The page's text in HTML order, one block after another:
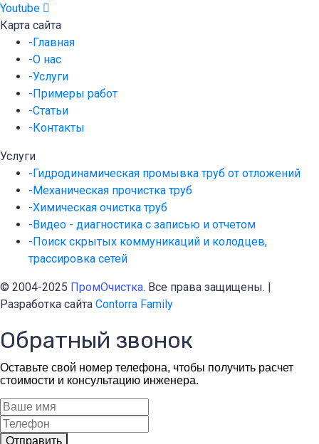
Youtube
Карта сайта
-Главная
-О нас
-Услуги
-Примеры работ
-Статьи
-Контакты
Услуги
-Гидродинамическая промывка труб от отложений
-Механическая прочистка труб
-Химическая очистка труб
-Видео - диагностика с записью и отчетом
-Поиск скрытых коммуникаций и колодцев,
трассировка сетей
© 2004-2025 ПромОчистка. Все права защищены. |
Разработка сайта Contorra Family
Обратный звонок
Оставьте свой номер телефона, чтобы получить расчет
стоимости и консультацию инженера.
Отправить